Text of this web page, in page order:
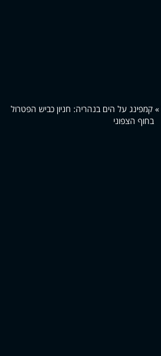
» קמפינג על הים בנהריה: חניון כביש הפטרול
בחוף הצפוני